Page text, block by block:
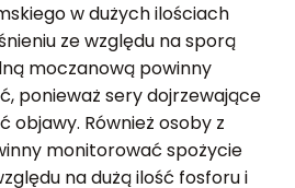
w dużych ilościach
ze względu na sporą
moczanową powinny
ponieważ sery dojrzewające
objawy. Również osoby z
monitorować spożycie
na dużą ilość fosforu i